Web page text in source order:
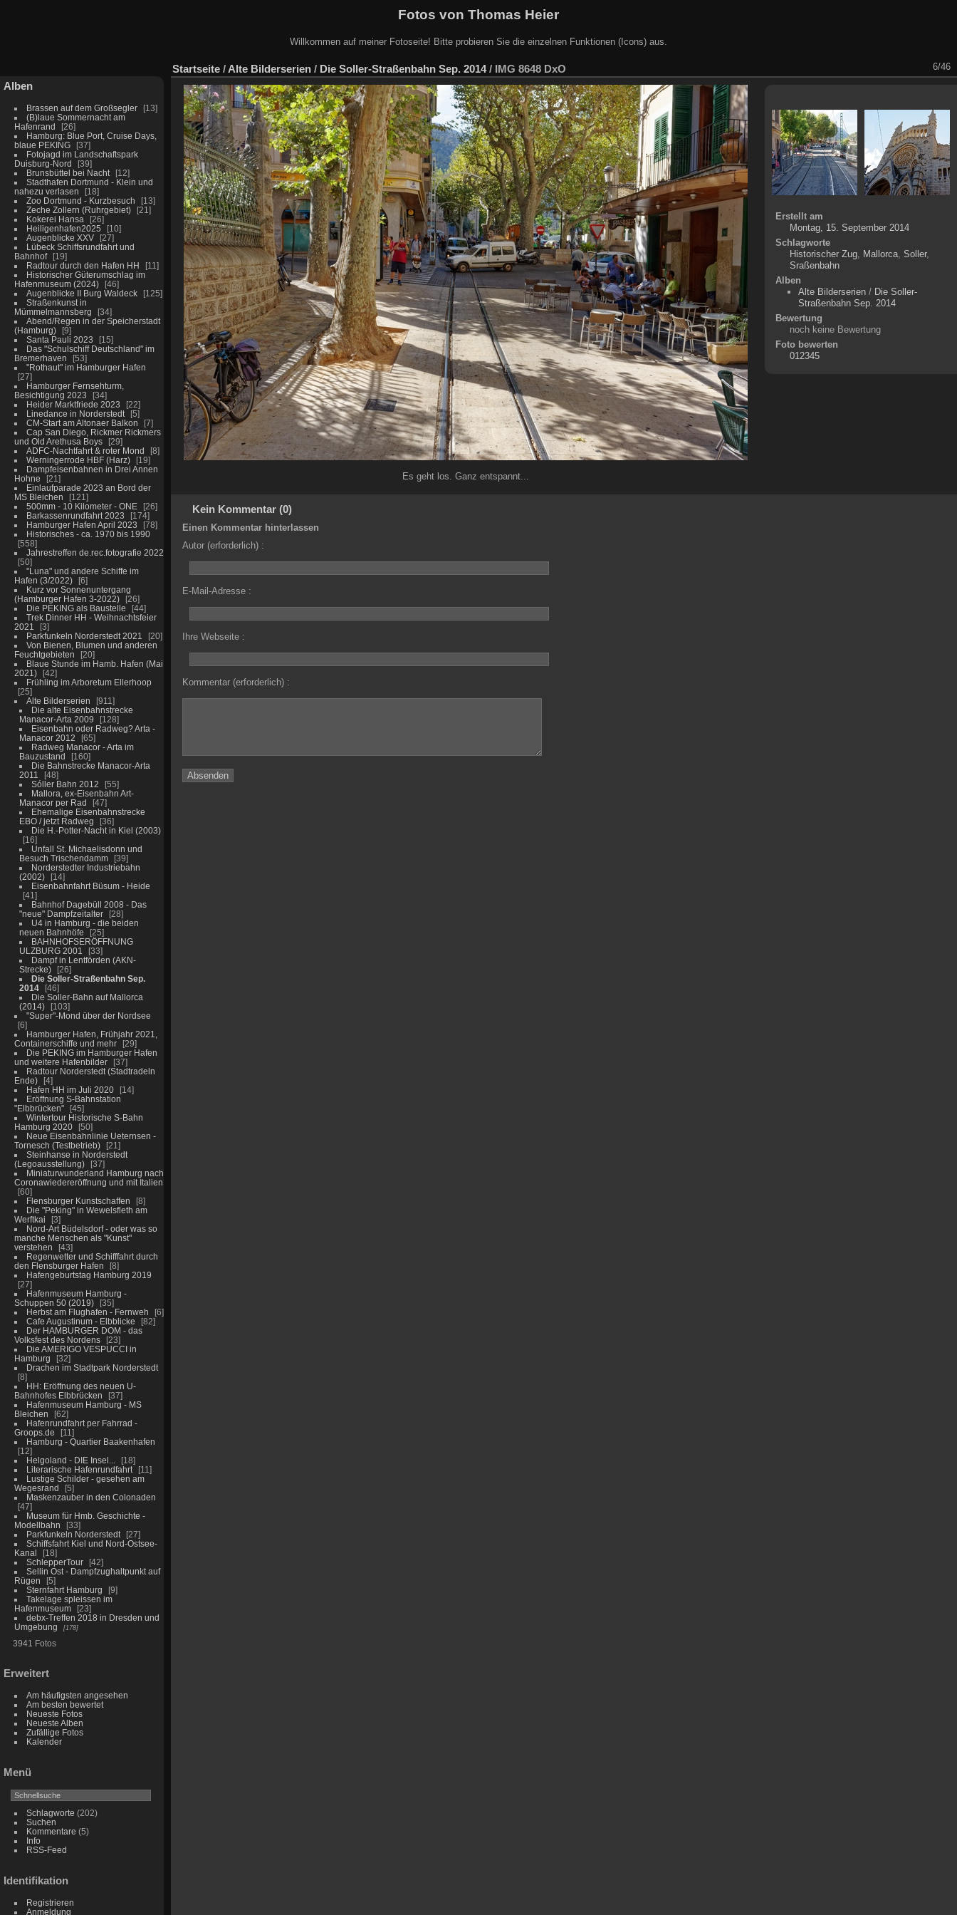
Fotos von Thomas Heier
Willkommen auf meiner Fotoseite! Bitte probieren Sie die einzelnen Funktionen (Icons) aus.
Alben
Brassen auf dem Großsegler
13
(B)laue Sommernacht am
Hafenrand
26
Hamburg: Blue Port, Cruise Days,
blaue PEKING
37
Fotojagd im Landschaftspark
Duisburg-Nord
39
Brunsbüttel bei Nacht
12
Stadthafen Dortmund - Klein und
nahezu verlasen
18
Zoo Dortmund - Kurzbesuch
13
Zeche Zollern (Ruhrgebiet)
21
Kokerei Hansa
26
Heiligenhafen2025
10
Augenblicke XXV
27
Lübeck Schiffsrundfahrt und
Bahnhof
19
Radtour durch den Hafen HH
11
Historischer Güterumschlag im
Hafenmuseum (2024)
46
Augenblicke II Burg Waldeck
125
Straßenkunst in
Mümmelmannsberg
34
Abend/Regen in der Speicherstadt
(Hamburg)
9
Santa Pauli 2023
15
Das "Schulschiff Deutschland" im
Bremerhaven
53
"Rothaut" im Hamburger Hafen
27
Hamburger Fernsehturm,
Besichtigung 2023
34
Heider Marktfriede 2023
22
Linedance in Norderstedt
5
CM-Start am Altonaer Balkon
7
Cap San Diego, Rickmer Rickmers
und Old Arethusa Boys
29
ADFC-Nachtfahrt & roter Mond
8
Werningerrode HBF (Harz)
19
Dampfeisenbahnen in Drei Annen
Hohne
21
Einlaufparade 2023 an Bord der
MS Bleichen
121
500mm - 10 Kilometer - ONE
26
Barkassenrundfahrt 2023
174
Hamburger Hafen April 2023
78
Historisches - ca. 1970 bis 1990
558
Jahrestreffen de.rec.fotografie 2022
50
"Luna" und andere Schiffe im
Hafen (3/2022)
6
Kurz vor Sonnenuntergang
(Hamburger Hafen 3-2022)
26
Die PEKING als Baustelle
44
Trek Dinner HH - Weihnachtsfeier
2021
3
Parkfunkeln Norderstedt 2021
20
Von Bienen, Blumen und anderen
Feuchtgebieten
20
Blaue Stunde im Hamb. Hafen (Mai
2021)
42
Frühling im Arboretum Ellerhoop
25
Alte Bilderserien
911
Die alte Eisenbahnstrecke
Manacor-Arta 2009
128
Eisenbahn oder Radweg? Arta -
Manacor 2012
65
Radweg Manacor - Arta im
Bauzustand
160
Die Bahnstrecke Manacor-Arta
2011
48
Sóller Bahn 2012
55
Mallora, ex-Eisenbahn Art-
Manacor per Rad
47
Ehemalige Eisenbahnstrecke
EBO / jetzt Radweg
36
Die H.-Potter-Nacht in Kiel (2003)
16
Unfall St. Michaelisdonn und
Besuch Trischendamm
39
Norderstedter Industriebahn
(2002)
14
Eisenbahnfahrt Büsum - Heide
41
Bahnhof Dagebüll 2008 - Das
"neue" Dampfzeitalter
28
U4 in Hamburg - die beiden
neuen Bahnhöfe
25
BAHNHOFSERÖFFNUNG
ULZBURG 2001
33
Dampf in Lentförden (AKN-
Strecke)
26
Die Soller-Straßenbahn Sep.
2014
46
Die Soller-Bahn auf Mallorca
(2014)
103
"Super"-Mond über der Nordsee
6
Hamburger Hafen, Frühjahr 2021,
Containerschiffe und mehr
29
Die PEKING im Hamburger Hafen
und weitere Hafenbilder
37
Radtour Norderstedt (Stadtradeln
Ende)
4
Hafen HH im Juli 2020
14
Eröffnung S-Bahnstation
"Elbbrücken"
45
Wintertour Historische S-Bahn
Hamburg 2020
50
Neue Eisenbahnlinie Ueternsen -
Tornesch (Testbetrieb)
21
Steinhanse in Norderstedt
(Legoausstellung)
37
Miniaturwunderland Hamburg nach
Coronawiedereröffnung und mit Italien
60
Flensburger Kunstschaffen
8
Die "Peking" in Wewelsfleth am
Werftkai
3
Nord-Art Büdelsdorf - oder was so
manche Menschen als "Kunst"
verstehen
43
Regenwetter und Schifffahrt durch
den Flensburger Hafen
8
Hafengeburtstag Hamburg 2019
27
Hafenmuseum Hamburg -
Schuppen 50 (2019)
35
Herbst am Flughafen - Fernweh
6
Cafe Augustinum - Elbblicke
82
Der HAMBURGER DOM - das
Volksfest des Nordens
23
Die AMERIGO VESPUCCI in
Hamburg
32
Drachen im Stadtpark Norderstedt
8
HH: Eröffnung des neuen U-
Bahnhofes Elbbrücken
37
Hafenmuseum Hamburg - MS
Bleichen
62
Hafenrundfahrt per Fahrrad -
Groops.de
11
Hamburg - Quartier Baakenhafen
12
Helgoland - DIE Insel...
18
Literarische Hafenrundfahrt
11
Lustige Schilder - gesehen am
Wegesrand
5
Maskenzauber in den Colonaden
47
Museum für Hmb. Geschichte -
Modellbahn
33
Parkfunkeln Norderstedt
27
Schiffsfahrt Kiel und Nord-Ostsee-
Kanal
18
SchlepperTour
42
Sellin Ost - Dampfzughaltpunkt auf
Rügen
5
Sternfahrt Hamburg
9
Takelage spleissen im
Hafenmuseum
23
debx-Treffen 2018 in Dresden und
Umgebung
178
3941 Fotos
Erweitert
Am häufigsten angesehen
Am besten bewertet
Neueste Fotos
Neueste Alben
Zufällige Fotos
Kalender
Menü
Schlagworte (202)
Suchen
Kommentare (5)
Info
RSS-Feed
Identifikation
Registrieren
Anmeldung
Startseite / Alte Bilderserien / Die Soller-Straßenbahn Sep. 2014/ IMG 8648 DxO 6/46
Es geht los. Ganz entspannt...
Erstellt am
Montag, 15. September 2014
Schlagworte
Historischer Zug, Mallorca, Soller,
Sraßenbahn
Alben
Alte Bilderserien / Die Soller-
Straßenbahn Sep. 2014
Bewertung
noch keine Bewertung
Foto bewerten
Kein Kommentar (0)
Einen Kommentar hinterlassen
Autor (erforderlich) :
E-Mail-Adresse :
Ihre Webseite :
Kommentar (erforderlich) :